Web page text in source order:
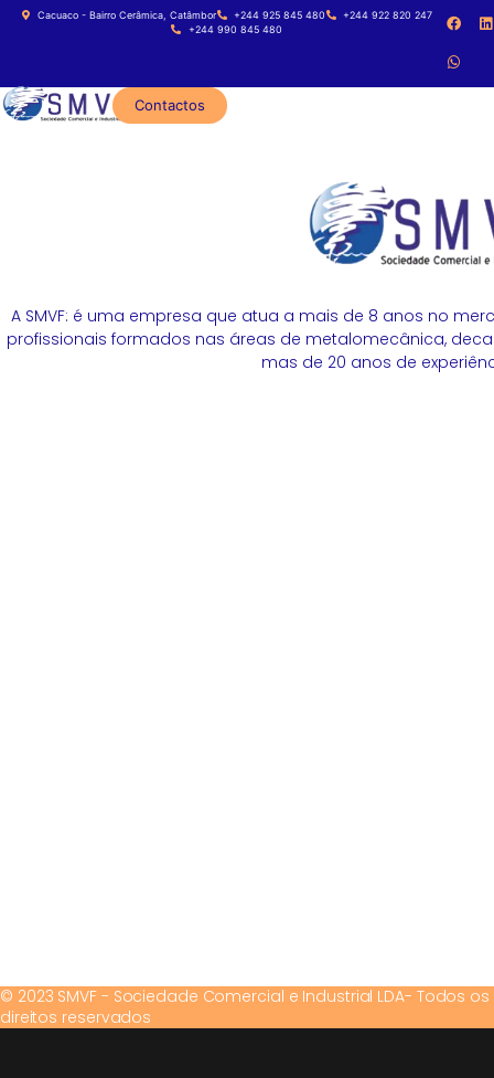
Cacuaco - Bairro Cerâmica, Catâmbor +244 925 845 480
+244 922 820 247
+244 990 845 480
Contactos
A SMVF: é uma empresa que atua a mais de 8 anos no
profissionais formados nas áreas de metalomecânica,
mas de 20 anos de
© 2023 SMVF - Sociedade Comercial e Industrial LDA- Todos os
direitos reservados